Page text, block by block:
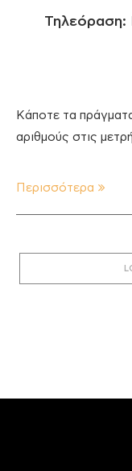
Τηλεόραση:
Κάποτε τα
αριθμούς στις
Περισσότερα